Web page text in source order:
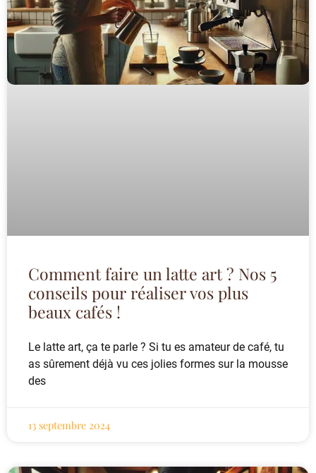
Comment faire un latte art ? Nos 5
conseils pour réaliser vos plus
beaux cafés !
Le latte art, ça te parle ? Si tu es amateur de café, tu
as sûrement déjà vu ces jolies formes sur la mousse
des
13 septembre 2024